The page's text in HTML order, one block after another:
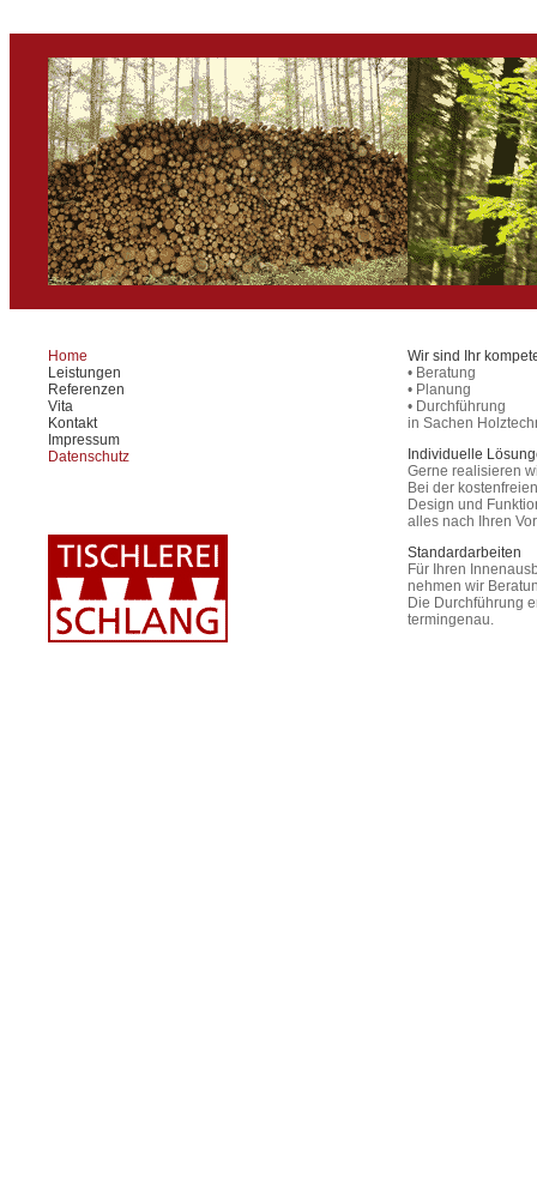
Home
Leistungen
Referenzen
Vita
Kontakt
Impressum
Datenschutz
Wir sind Ihr
• Beratung
• Planung
• Durchführung
in Sachen
Individuelle
Gerne realisieren
Bei der
Design und
alles nach Ihren
Standardarbeiten
Für Ihren
nehmen wir
Die Durchführung
termingenau.